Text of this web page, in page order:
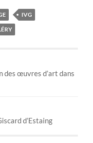
IVG
des œuvres d’art dans
d’Estaing